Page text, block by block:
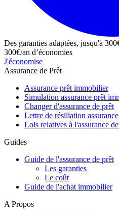
Des garanties adaptées, jusqu'à
300€/an d’économies
J'économise
Assurance de Prêt
Assurance prêt immobilier
Simulation assurance prêt
Changer d'assurance de prêt
Lettre de résiliation
Lois relatives à l'assurance
Guides
Guide de l'assurance de prêt
Les garanties
Le coût
Guide de l'achat immobilier
A Propos